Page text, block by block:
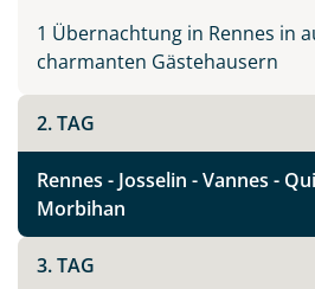
Teile diese Reise
1 Übernachtung in Rennes in
charmanten Gästehausern
2. TAG
Rennes - Josselin - Vannes -
Morbihan
3. TAG